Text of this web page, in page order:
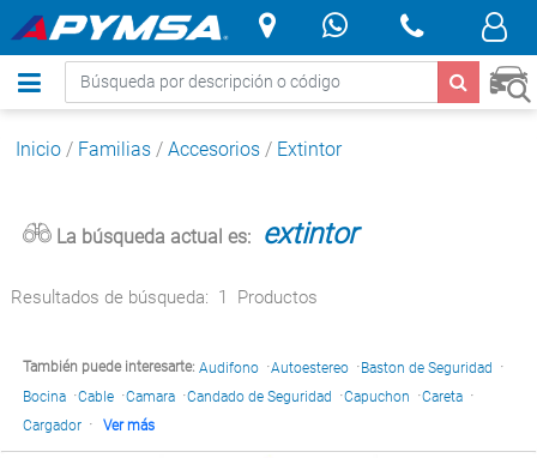
.
Inicio / Familias / Accesorios / Extintor
La búsqueda actual es: extintor
Resultados de búsqueda: 1 Productos
También puede interesarte: Audifono ·Autoestereo ·Baston de Seguridad ·
Bocina ·Cable ·Camara ·Candado de Seguridad ·Capuchon ·Careta ·
Cargador · Ver más